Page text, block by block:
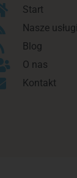
Start
Nasze usługi
Blog
O nas
Kontakt